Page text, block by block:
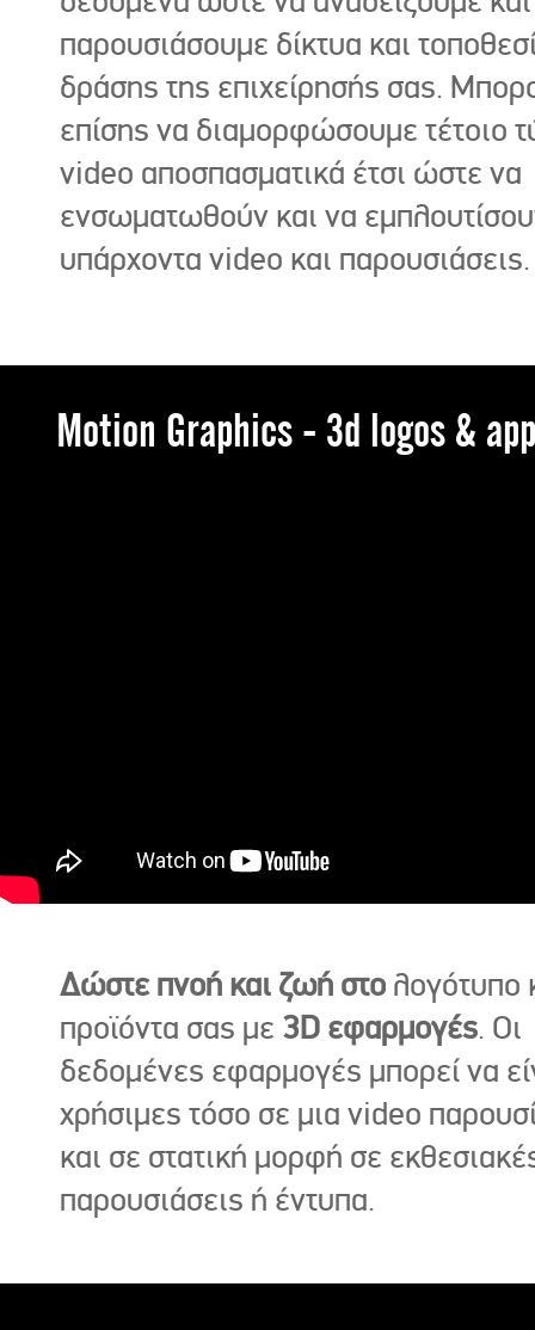
παρουσιάσουμε δίκτυα και
δράσης της επιχείρησής σας.
επίσης να διαμορφώσουμε τέτοιο
video αποσπασματικά έτσι ώστε να
ενσωματωθούν και να
υπάρχοντα video και παρουσιάσεις.
Motion Graphics - 3d logos &
Δώστε πνοή και ζωή στο λογότυπο
προϊόντα σας με 3D εφαρμογές. Οι
δεδομένες εφαρμογές μπορεί να
χρήσιμες τόσο σε μια video
και σε στατική μορφή σε
παρουσιάσεις ή έντυπα.